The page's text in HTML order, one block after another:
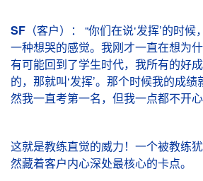
SF （客户）
： “你们在说‘发挥’的时
一种想哭的感觉。我刚才一直在想为
有可能回到了学生时代，我所有的好
的，那就叫‘发挥’。那个时候我的成
然我一直考第一名，但我一点都不开
这就是教练直觉的威力！一个被教练
然藏着客户内心深处最核心的卡点。